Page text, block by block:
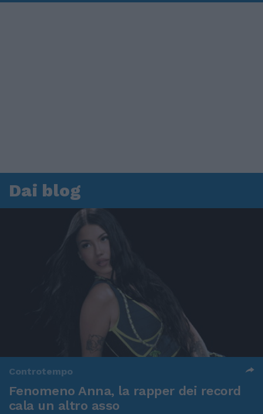
Dai blog
Controtempo
Fenomeno Anna, la rapper dei record
cala un altro asso